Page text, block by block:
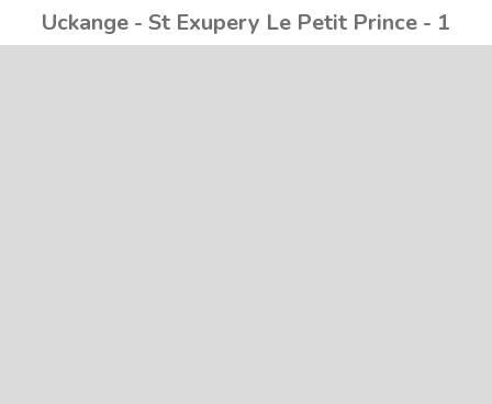
Uckange - St Exupery Le Petit Prince - 1